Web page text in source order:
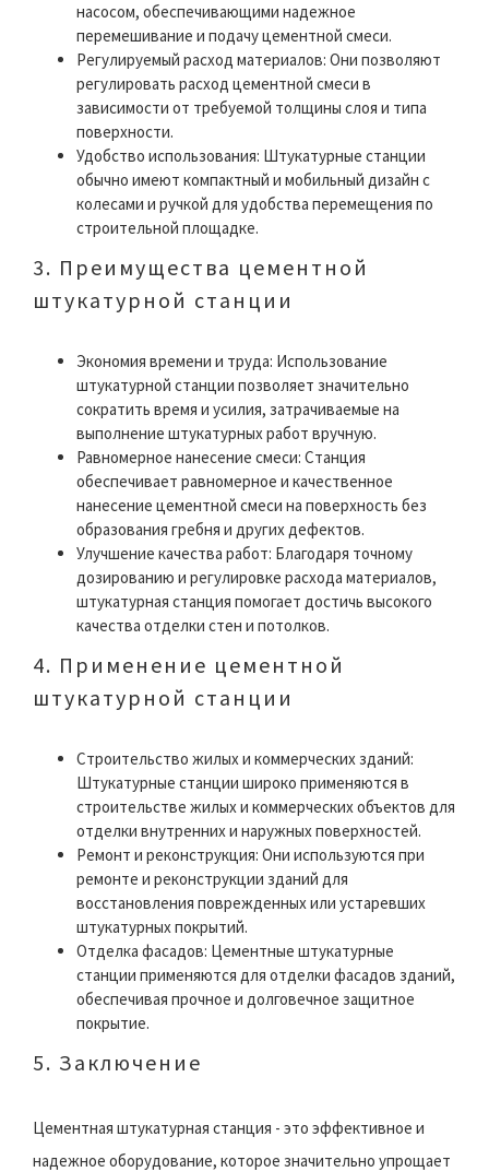
насосом, обеспечивающими надежное
перемешивание и подачу цементной смеси.
Регулируемый расход материалов: Они позволяют
регулировать расход цементной смеси в
зависимости от требуемой толщины слоя и типа
поверхности.
Удобство использования: Штукатурные станции
обычно имеют компактный и мобильный дизайн с
колесами и ручкой для удобства перемещения по
строительной площадке.
3. Преимущества цементной
штукатурной станции
Экономия времени и труда: Использование
штукатурной станции позволяет значительно
сократить время и усилия, затрачиваемые на
выполнение штукатурных работ вручную.
Равномерное нанесение смеси: Станция
обеспечивает равномерное и качественное
нанесение цементной смеси на поверхность без
образования гребня и других дефектов.
Улучшение качества работ: Благодаря точному
дозированию и регулировке расхода материалов,
штукатурная станция помогает достичь высокого
качества отделки стен и потолков.
4. Применение цементной
штукатурной станции
Строительство жилых и коммерческих зданий:
Штукатурные станции широко применяются в
строительстве жилых и коммерческих объектов для
отделки внутренних и наружных поверхностей.
Ремонт и реконструкция: Они используются при
ремонте и реконструкции зданий для
восстановления поврежденных или устаревших
штукатурных покрытий.
Отделка фасадов: Цементные штукатурные
станции применяются для отделки фасадов зданий,
обеспечивая прочное и долговечное защитное
покрытие.
5. Заключение
Цементная штукатурная станция - это эффективное и
надежное оборудование, которое значительно упрощает